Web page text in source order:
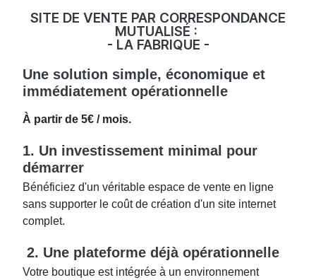
SITE DE VENTE PAR CORRESPONDANCE
MUTUALISÉ :
- LA FABRIQUE -
Une solution simple, économique et
immédiatement opérationnelle
À partir de 5€ / mois.
1. Un investissement minimal pour
démarrer
Bénéficiez d'un véritable espace de vente en ligne
sans supporter le coût de création d'un site internet
complet.
2. Une plateforme déjà opérationnelle
Votre boutique est intégrée à un environnement